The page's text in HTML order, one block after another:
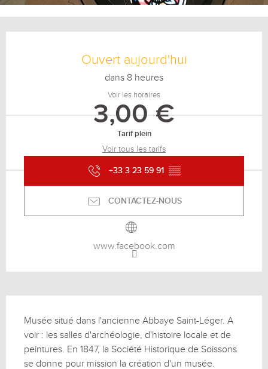
Ouvert aujourd'hui
dans 8 heures
Voir les horaires
3,00 €
Tarif plein
Voir tous les tarifs
+33 3 23 59 91 ▒▒
CONTACTEZ-NOUS
www.facebook.com
Musée situé dans l'ancienne Abbaye Saint-Léger. A
voir : les salles d'archéologie, d'histoire locale et de
peintures. En 1847, la Société Historique de Soissons
se donne pour mission la création d'un musée.